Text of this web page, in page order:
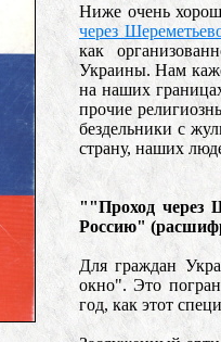
Ниже очень
через
как
Украины. Нам
на наших
прочие
бездельники с
страну, наших
""Проход через
Россию"
Для граждан
окно". Это
год, как этот